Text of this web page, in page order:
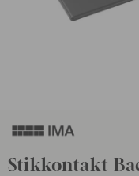
Stikkontakt